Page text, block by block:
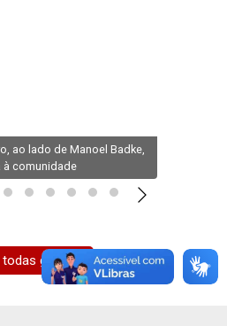
ao lado de Manoel Badke,
à comunidade
todas galerias